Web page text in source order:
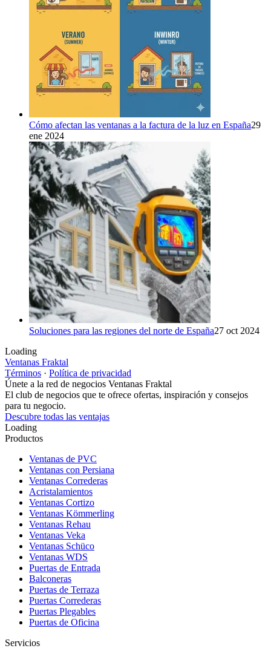
Cómo afectan las ventanas a la factura de la luz en España29
ene 2024
Soluciones para las regiones del norte de España27 oct 2024
Loading
Ventanas Fraktal
Términos · Política de privacidad
Únete a la red de negocios Ventanas Fraktal
El club de negocios que te ofrece ofertas, inspiración y consejos
para tu negocio.
Descubre todas las ventajas
Loading
Productos
Ventanas de PVC
Ventanas con Persiana
Ventanas Correderas
Acristalamientos
Ventanas Cortizo
Ventanas Kömmerling
Ventanas Rehau
Ventanas Veka
Ventanas Schüco
Ventanas WDS
Puertas de Entrada
Balconeras
Puertas de Terraza
Puertas Correderas
Puertas Plegables
Puertas de Oficina
Servicios